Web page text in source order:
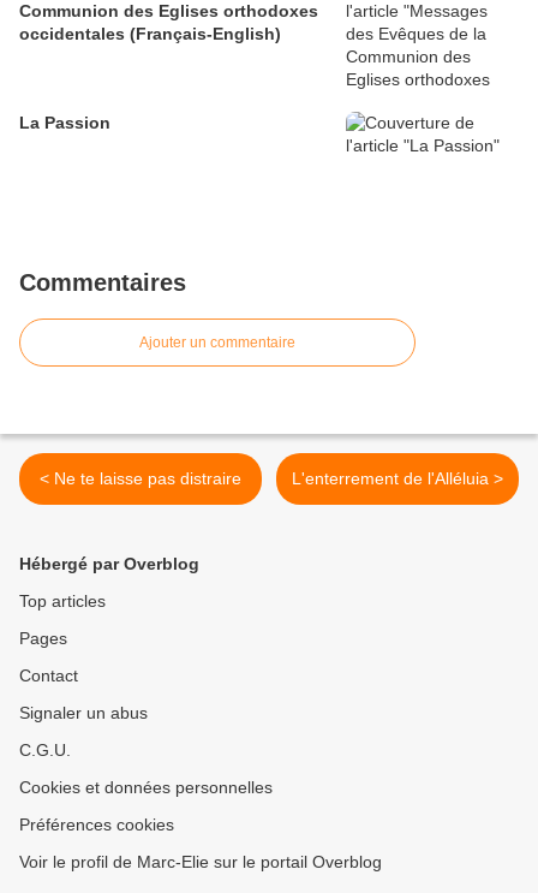
Communion des Eglises orthodoxes
occidentales (Français-English)
La Passion
Commentaires
Ajouter un commentaire
< Ne te laisse pas distraire L'enterrement de l'Alléluia >
Hébergé par Overblog
Top articles
Pages
Contact
Signaler un abus
C.G.U.
Cookies et données personnelles
Préférences cookies
Voir le profil de Marc-Elie sur le portail Overblog